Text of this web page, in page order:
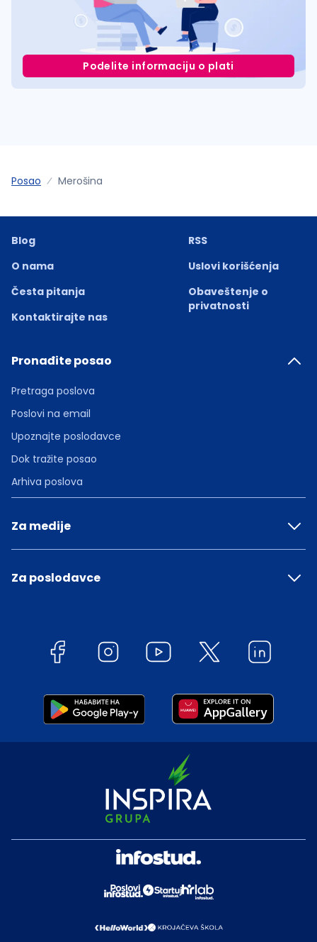
Podelite informaciju o plati
Posao Merošina
Blog
O nama
Česta pitanja
Kontaktirajte nas
RSS
Uslovi korišćenja
Obaveštenje o
privatnosti
Pronađite posao
Pretraga poslova
Poslovi na email
Upoznajte poslodavce
Dok tražite posao
Arhiva poslova
Za medije
Za poslodavce